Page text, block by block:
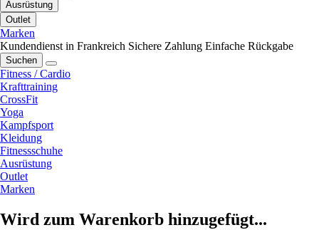
Ausrüstung
Outlet
Marken
Kundendienst in Frankreich Sichere Zahlung Einfache Rückgabe
Suchen
Fitness / Cardio
Krafttraining
CrossFit
Yoga
Kampfsport
Kleidung
Fitnessschuhe
Ausrüstung
Outlet
Marken
Wird zum Warenkorb hinzugefügt...